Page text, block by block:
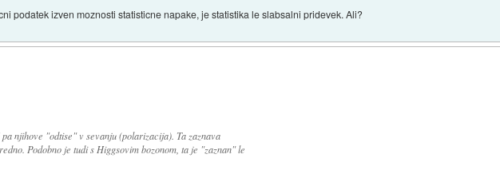
podatek izven moznosti statisticne napake, je statistika le slabsalni pridevek. Ali?
njihove "odtise" v sevanju (polarizacija). Ta zaznava
Podobno je tudi s Higgsovim bozonom, ta je "zaznan" le